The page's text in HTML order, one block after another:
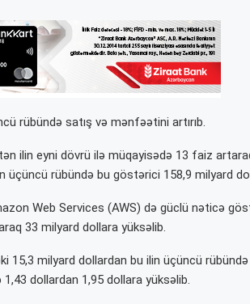
rübündə satış və mənfəətini artırıb.
ilin eyni dövrü ilə müqayisədə 13 faiz
üçüncü rübündə bu göstərici 158,9 milyard
Web Services (AWS) də güclü nəticə
33 milyard dollara yüksəlib.
milyard dollardan bu ilin üçüncü rübündə
dollardan 1,95 dollara yüksəlib.